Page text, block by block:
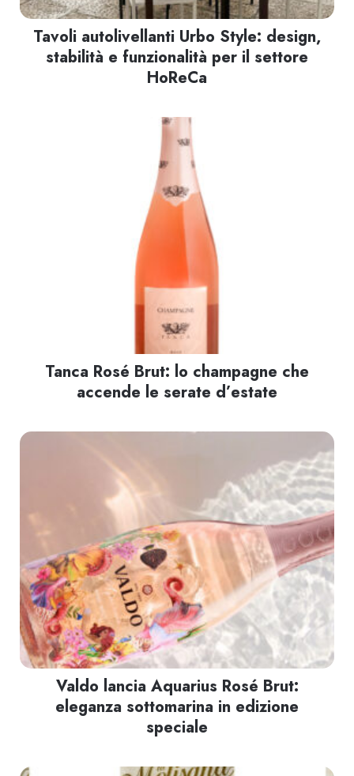
Tavoli autolivellanti Urbo Style: design,
stabilità e funzionalità per il settore
HoReCa
Tanca Rosé Brut: lo champagne che
accende le serate d’estate
Valdo lancia Aquarius Rosé Brut:
eleganza sottomarina in edizione
speciale